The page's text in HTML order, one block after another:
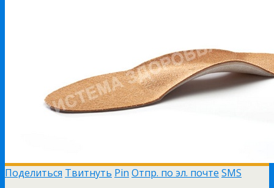
Поделиться Твитнуть Pin Отпр. по эл. почте SMS